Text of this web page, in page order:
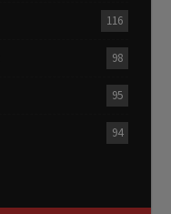
116
98
95
94